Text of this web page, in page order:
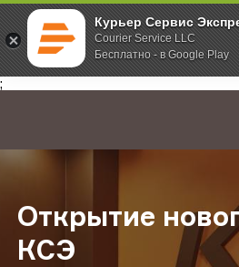
Курьер Сервис
Courier Service LLC
Бесплатно - в Google Play
;
Главная О компании Новости
Открытие
КСЭ